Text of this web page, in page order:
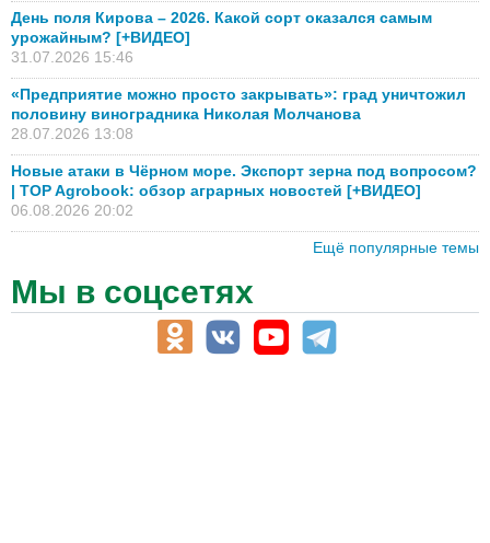
День поля Кирова – 2026. Какой сорт оказался самым
урожайным? [+ВИДЕО]
31.07.2026 15:46
«Предприятие можно просто закрывать»: град уничтожил
половину виноградника Николая Молчанова
28.07.2026 13:08
Новые атаки в Чёрном море. Экспорт зерна под вопросом?
| TOP Agrobook: обзор аграрных новостей [+ВИДЕО]
06.08.2026 20:02
Ещё популярные темы
Мы в соцсетях